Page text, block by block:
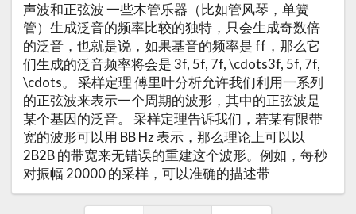
声波和正弦波 一些木管乐器（比如管风琴，单簧
管）生成泛音的频率比较的独特，只会生成奇数倍
的泛音，也就是说，如果基音的频率是 ff，那么它
们生成的泛音频率将会是 3f, 5f, 7f, \cdots3f, 5f, 7f,
\cdots。 采样定理 傅里叶分析允许我们利用一系列
的正弦波来表示一个周期的波形，其中的正弦波是
某个基因的泛音。 采样定理告诉我们，若某有限带
宽的波形可以用 BB Hz 表示，那么理论上可以以
2B2B 的带宽来无错误的重建这个波形。例如，每秒
对振幅 20000 的采样，可以准确的描述带